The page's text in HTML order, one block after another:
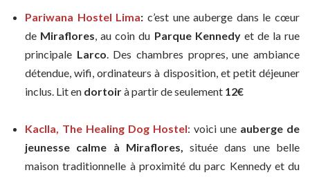
Pariwana Hostel Lima: c’est une auberge dans le cœur
de Miraflores , au coin du Parque Kennedyet de la rue
principale Larco . Des chambres propres, une ambiance
détendue, wifi, ordinateurs à disposition, et petit déjeuner
inclus. Lit en dortoirà partir de seulement 12€
Kaclla, The Healing Dog Hostel: voici une auberge de
jeunesse calme à Miraflores,située dans une belle
maison traditionnelle à proximité du parc Kennedy et du